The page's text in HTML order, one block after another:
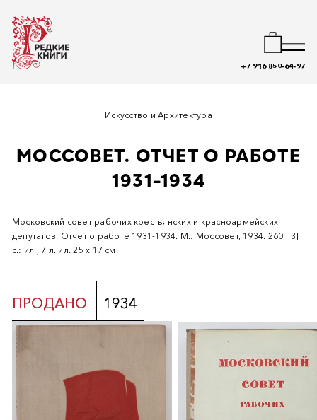
+7 916 850-64-97
Искусство и Архитектура
МОССОВЕТ. ОТЧЕТ О РАБОТЕ
1931-1934
Московский совет рабочих крестьянских и красноармейских
депутатов. Отчет о работе 1931-1934. М.: Моссовет, 1934. 260, [3]
с.: ил., 7 л. ил. 25 х 17 см.
ПРОДАНО 1934